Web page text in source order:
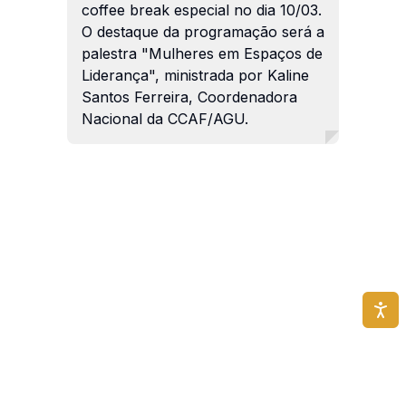
coffee break especial no dia 10/03.
O destaque da programação será a
palestra "Mulheres em Espaços de
Liderança", ministrada por Kaline
Santos Ferreira, Coordenadora
Nacional da CCAF/AGU.